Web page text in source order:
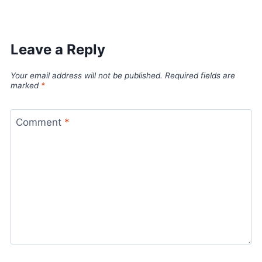
Leave a Reply
Your email address will not be published. Required fields are
marked *
Comment *